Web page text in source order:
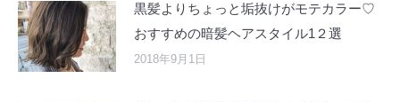
黒髪よりちょっと垢抜けがモテカラー♡
おすすめの暗髪ヘアスタイル1２選
2018年9月1日